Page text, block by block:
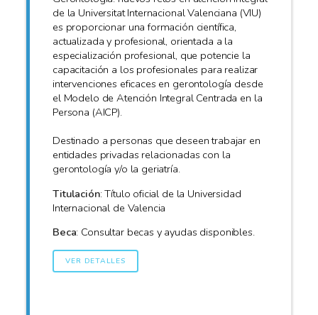
de la Universitat Internacional Valenciana (VIU)
es proporcionar una formación científica,
actualizada y profesional, orientada a la
especialización profesional, que potencie la
capacitación a los profesionales para realizar
intervenciones eficaces en gerontología desde
el Modelo de Atención Integral Centrada en la
Persona (AICP).
Destinado a personas que deseen trabajar en
entidades privadas relacionadas con la
gerontología y/o la geriatría.
Titulación: Título oficial de la Universidad
Internacional de Valencia
Beca: Consultar becas y ayudas disponibles.
VER DETALLES